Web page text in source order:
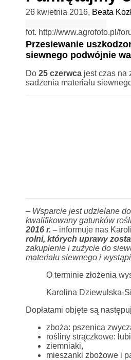
26 kwietnia 2016, Beata
fot. http://www.agrofoto.pl/
Przesiewanie
siewnego podwójnie
Do25 czerwcajest czas na
sadzenia materiału
– Wsparcie jest udzielane
kwalifikowany gatunków
2016 r. – informuje nas
rolni, których uprawy
zakupienie i zużycie do
materiału siewnego i
O terminie złożenia
Karolina Dziewulska-
Dopłatami objęte są
zboża: pszenica
rośliny strączkowe:
ziemniaki,
mieszanki zbożowe i